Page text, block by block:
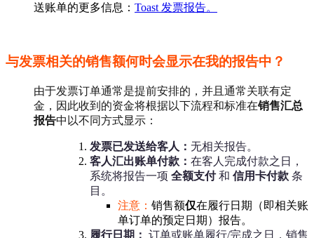
送账单的更多信息： Toast 发票报告。
与发票相关的销售额何时会显示在我的报告中？
由于发票订单通常是提前安排的，并且通常关联有定
金，因此收到的资金将根据以下流程和标准在销售汇总
报告中以不同方式显示：
发票已发送给客人： 无相关报告。
客人汇出账单付款： 在客人完成付款之日，
系统将报告一项 全额支付和 信用卡付款 条
目。
注意： 销售额仅在履行日期（即相关账
单订单的预定日期）报告。
履行日期： 订单或账单履行/完成之日，销售